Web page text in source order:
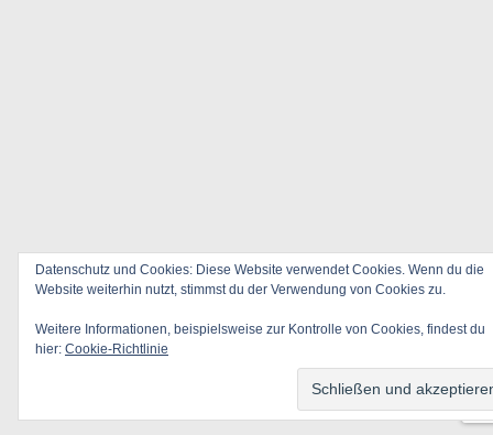
Datenschutz und Cookies: Diese Website verwendet Cookies. Wenn du die
Website weiterhin nutzt, stimmst du der Verwendung von Cookies zu.
Weitere Informationen, beispielsweise zur Kontrolle von Cookies, findest du
hier: Cookie-Richtlinie